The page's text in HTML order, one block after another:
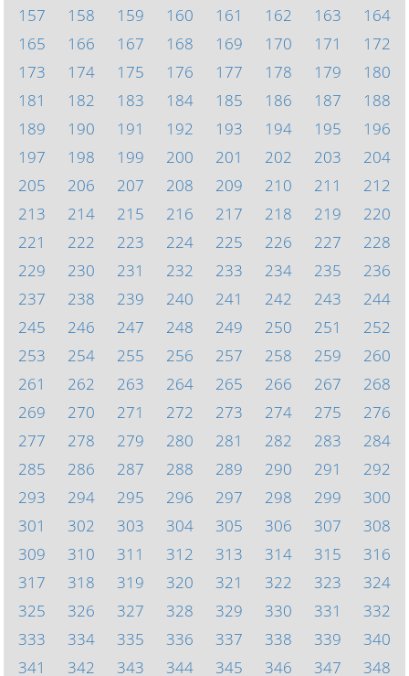
157
158 159 160 161 162 163
164
165
166 167 168 169 170 171
172
173
174 175 176 177 178 179
180
181
182 183 184 185 186 187
188
189
190 191 192 193 194 195
196
197
198 199 200 201 202 203
204
205
206 207 208 209 210 211
212
213
214 215 216 217 218 219
220
221
222 223 224 225 226 227
228
229
230 231 232 233 234 235
236
237
238 239 240 241 242 243
244
245
246 247 248 249 250 251
252
253
254 255 256 257 258 259
260
261
262 263 264 265 266 267
268
269
270 271 272 273 274 275
276
277
278 279 280 281 282 283
284
285
286 287 288 289 290 291
292
293
294 295 296 297 298 299
300
301
302 303 304 305 306 307
308
309
310 311 312 313 314 315
316
317
318 319 320 321 322 323
324
325
326 327 328 329 330 331
332
333
334 335 336 337 338 339
340
341
342 343 344 345 346 347 348